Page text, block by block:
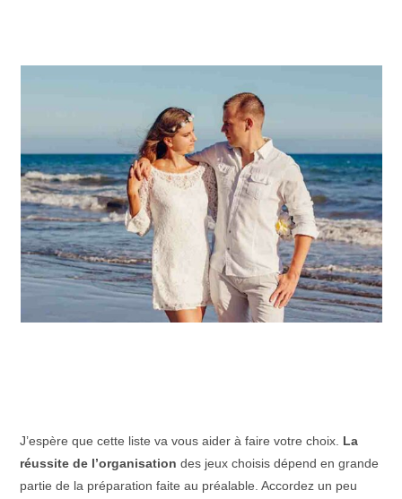
J’espère que cette liste va vous aider à faire votre choix. La
réussite de l’organisation des jeux choisis dépend en grande
partie de la préparation faite au préalable. Accordez un peu